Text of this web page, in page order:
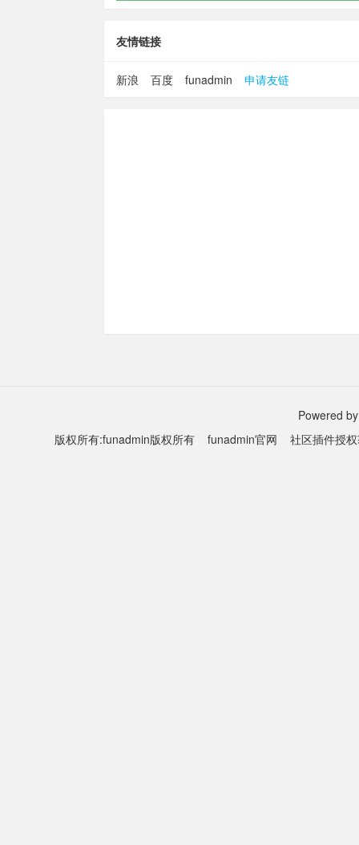
友情链接
新浪 百度 funadmin 申请友链
Powered
版权所有:funadmin版权所有
funadmin官网 社区插件授